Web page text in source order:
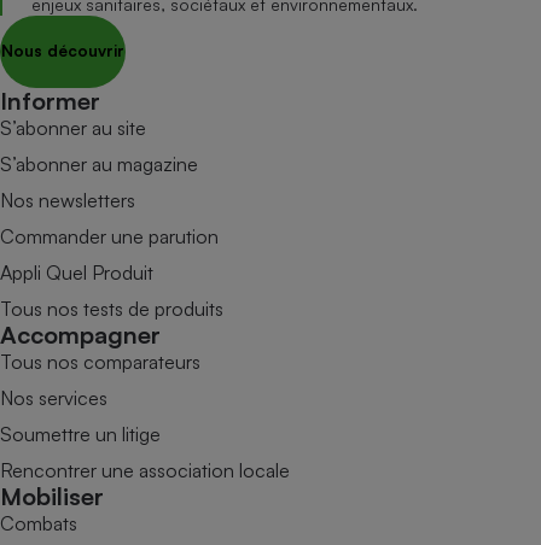
Nous découvrir
Informer
S’abonner au site
S’abonner au magazine
Nos newsletters
Commander une parution
Appli Quel Produit
Tous nos tests de produits
Accompagner
Tous nos comparateurs
Nos services
Soumettre un litige
Rencontrer une association locale
Mobiliser
Combats